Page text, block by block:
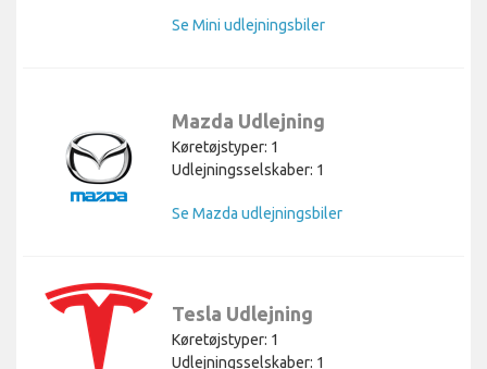
Se Mini udlejningsbiler
Mazda Udlejning
Køretøjstyper: 1
Udlejningsselskaber: 1
Se Mazda udlejningsbiler
Tesla Udlejning
Køretøjstyper: 1
Udlejningsselskaber: 1